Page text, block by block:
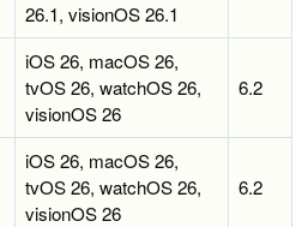
26.1, visionOS 26.1
iOS 26, macOS 26,
tvOS 26, watchOS 26,
visionOS 26
6.2
iOS 26, macOS 26,
tvOS 26, watchOS 26,
visionOS 26
6.2